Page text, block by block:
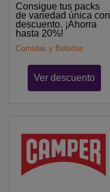
Consigue tus packs
de variedad única con
descuento. ¡Ahorra
hasta 20%!
Comidas y Bebidas
Ver descuento